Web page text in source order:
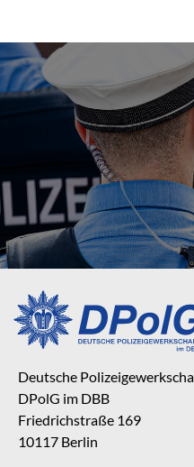
Deutsche
DPolG im DBB
Friedrichstraße 169
10117 Berlin